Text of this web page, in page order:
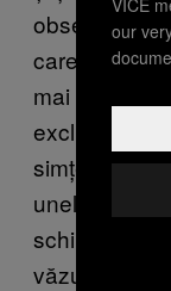
observi cine
care se
mai mari. E
exclusiv
simțeam
unele dintre
schimbe la
văzul lumii.
our